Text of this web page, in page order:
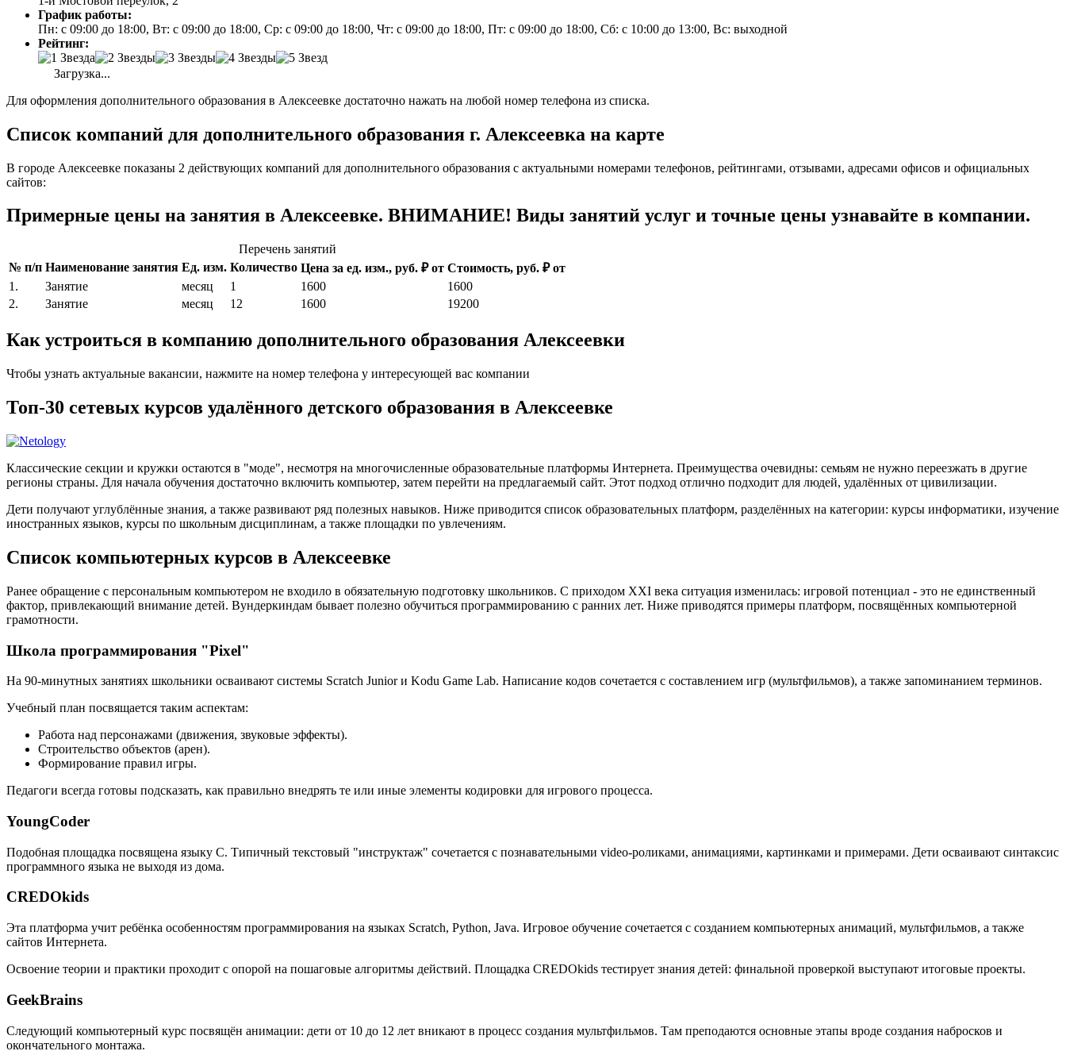
График работы:
Пн: с 09:00 до 18:00, Вт: с 09:00 до 18:00, Ср: с 09:00 до 18:00, Чт: с 09:00 до 18:00, Пт: с 09:00 до 18:00, Сб: с 10:00 до 13:00, Вс: выходной
Рейтинг:
Загрузка...
Для оформления дополнительного образования в Алексеевке достаточно нажать на любой номер телефона из списка.
Список компаний для дополнительного образования г. Алексеевка на карте
В городе Алексеевке показаны 2 действующих компаний для дополнительного образования с актуальными номерами телефонов, рейтингами, отзывами, адресами офисов и официальных
сайтов:
Примерные цены на занятия в Алексеевке. ВНИМАНИЕ! Виды занятий услуг и точные цены узнавайте в компании.
Перечень занятий
№ п/п Наименование занятия Ед. изм. Количество Цена за ед. изм., руб. ₽ от Стоимость, руб. ₽ от
1.
Занятие месяц 1 1600
1600
2.
Занятие месяц 12 1600 19200
Как устроиться в компанию дополнительного образования Алексеевки
Чтобы узнать актуальные вакансии, нажмите на номер телефона у интересующей вас компании
Топ-30 сетевых курсов удалённого детского образования в Алексеевке
Классические секции и кружки остаются в "моде", несмотря на многочисленные образовательные платформы Интернета. Преимущества очевидны: семьям не нужно переезжать в другие
регионы страны. Для начала обучения достаточно включить компьютер, затем перейти на предлагаемый сайт. Этот подход отлично подходит для людей, удалённых от цивилизации.
Дети получают углублённые знания, а также развивают ряд полезных навыков. Ниже приводится список образовательных платформ, разделённых на категории: курсы информатики, изучение
иностранных языков, курсы по школьным дисциплинам, а также площадки по увлечениям.
Список компьютерных курсов в Алексеевке
Ранее обращение с персональным компьютером не входило в обязательную подготовку школьников. С приходом XXI века ситуация изменилась: игровой потенциал - это не единственный
фактор, привлекающий внимание детей. Вундеркиндам бывает полезно обучиться программированию с ранних лет. Ниже приводятся примеры платформ, посвящённых компьютерной
грамотности.
Школа программирования "Pixel"
На 90-минутных занятиях школьники осваивают системы Scratch Junior и Kodu Game Lab. Написание кодов сочетается с составлением игр (мультфильмов), а также запоминанием терминов.
Учебный план посвящается таким аспектам:
Работа над персонажами (движения, звуковые эффекты).
Строительство объектов (арен).
Формирование правил игры.
Педагоги всегда готовы подсказать, как правильно внедрять те или иные элементы кодировки для игрового процесса.
YoungCoder
Подобная площадка посвящена языку C. Типичный текстовый "инструктаж" сочетается с познавательными video-роликами, анимациями, картинками и примерами. Дети осваивают синтаксис
программного языка не выходя из дома.
CREDOkids
Эта платформа учит ребёнка особенностям программирования на языках Scratch, Python, Java. Игровое обучение сочетается с созданием компьютерных анимаций, мультфильмов, а также
сайтов Интернета.
Освоение теории и практики проходит с опорой на пошаговые алгоритмы действий. Площадка CREDOkids тестирует знания детей: финальной проверкой выступают итоговые проекты.
GeekBrains
Следующий компьютерный курс посвящён анимации: дети от 10 до 12 лет вникают в процесс создания мультфильмов. Там преподаются основные этапы вроде создания набросков и
окончательного монтажа.